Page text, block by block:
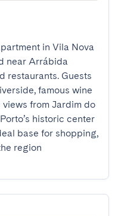
in Vila Nova
near Arrábida
restaurants. Guests
famous wine
from Jardim do
historic center
base for shopping,
region